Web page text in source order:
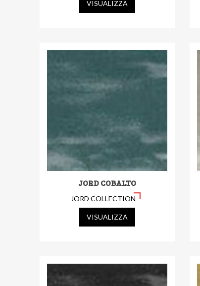
VISUALIZZA
JORD COBALTO
JORD COLLECTION
VISUALIZZA